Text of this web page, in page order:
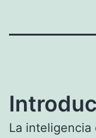
La inteligencia